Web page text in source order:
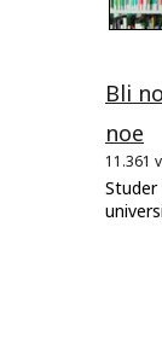
Bli
noe
11.361
Studer